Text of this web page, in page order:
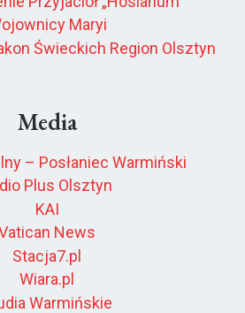
Maryi
Świeckich Region Olsztyn
Media
– Posłaniec Warmiński
Plus Olsztyn
KAI
News
Stacja7.pl
Wiara.pl
Warmińskie